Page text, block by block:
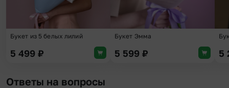
Букет из 5 белых лилий
5 499 ₽
Букет Эмма
5 599 ₽ 5
Ответы на вопросы